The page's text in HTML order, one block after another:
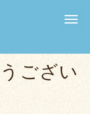
N
a
i
ござい